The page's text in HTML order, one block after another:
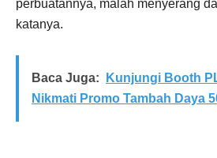
perbuatannya, malah menyerang
katanya.
Baca Juga:
Kunjungi Booth
Nikmati Promo Tambah Daya